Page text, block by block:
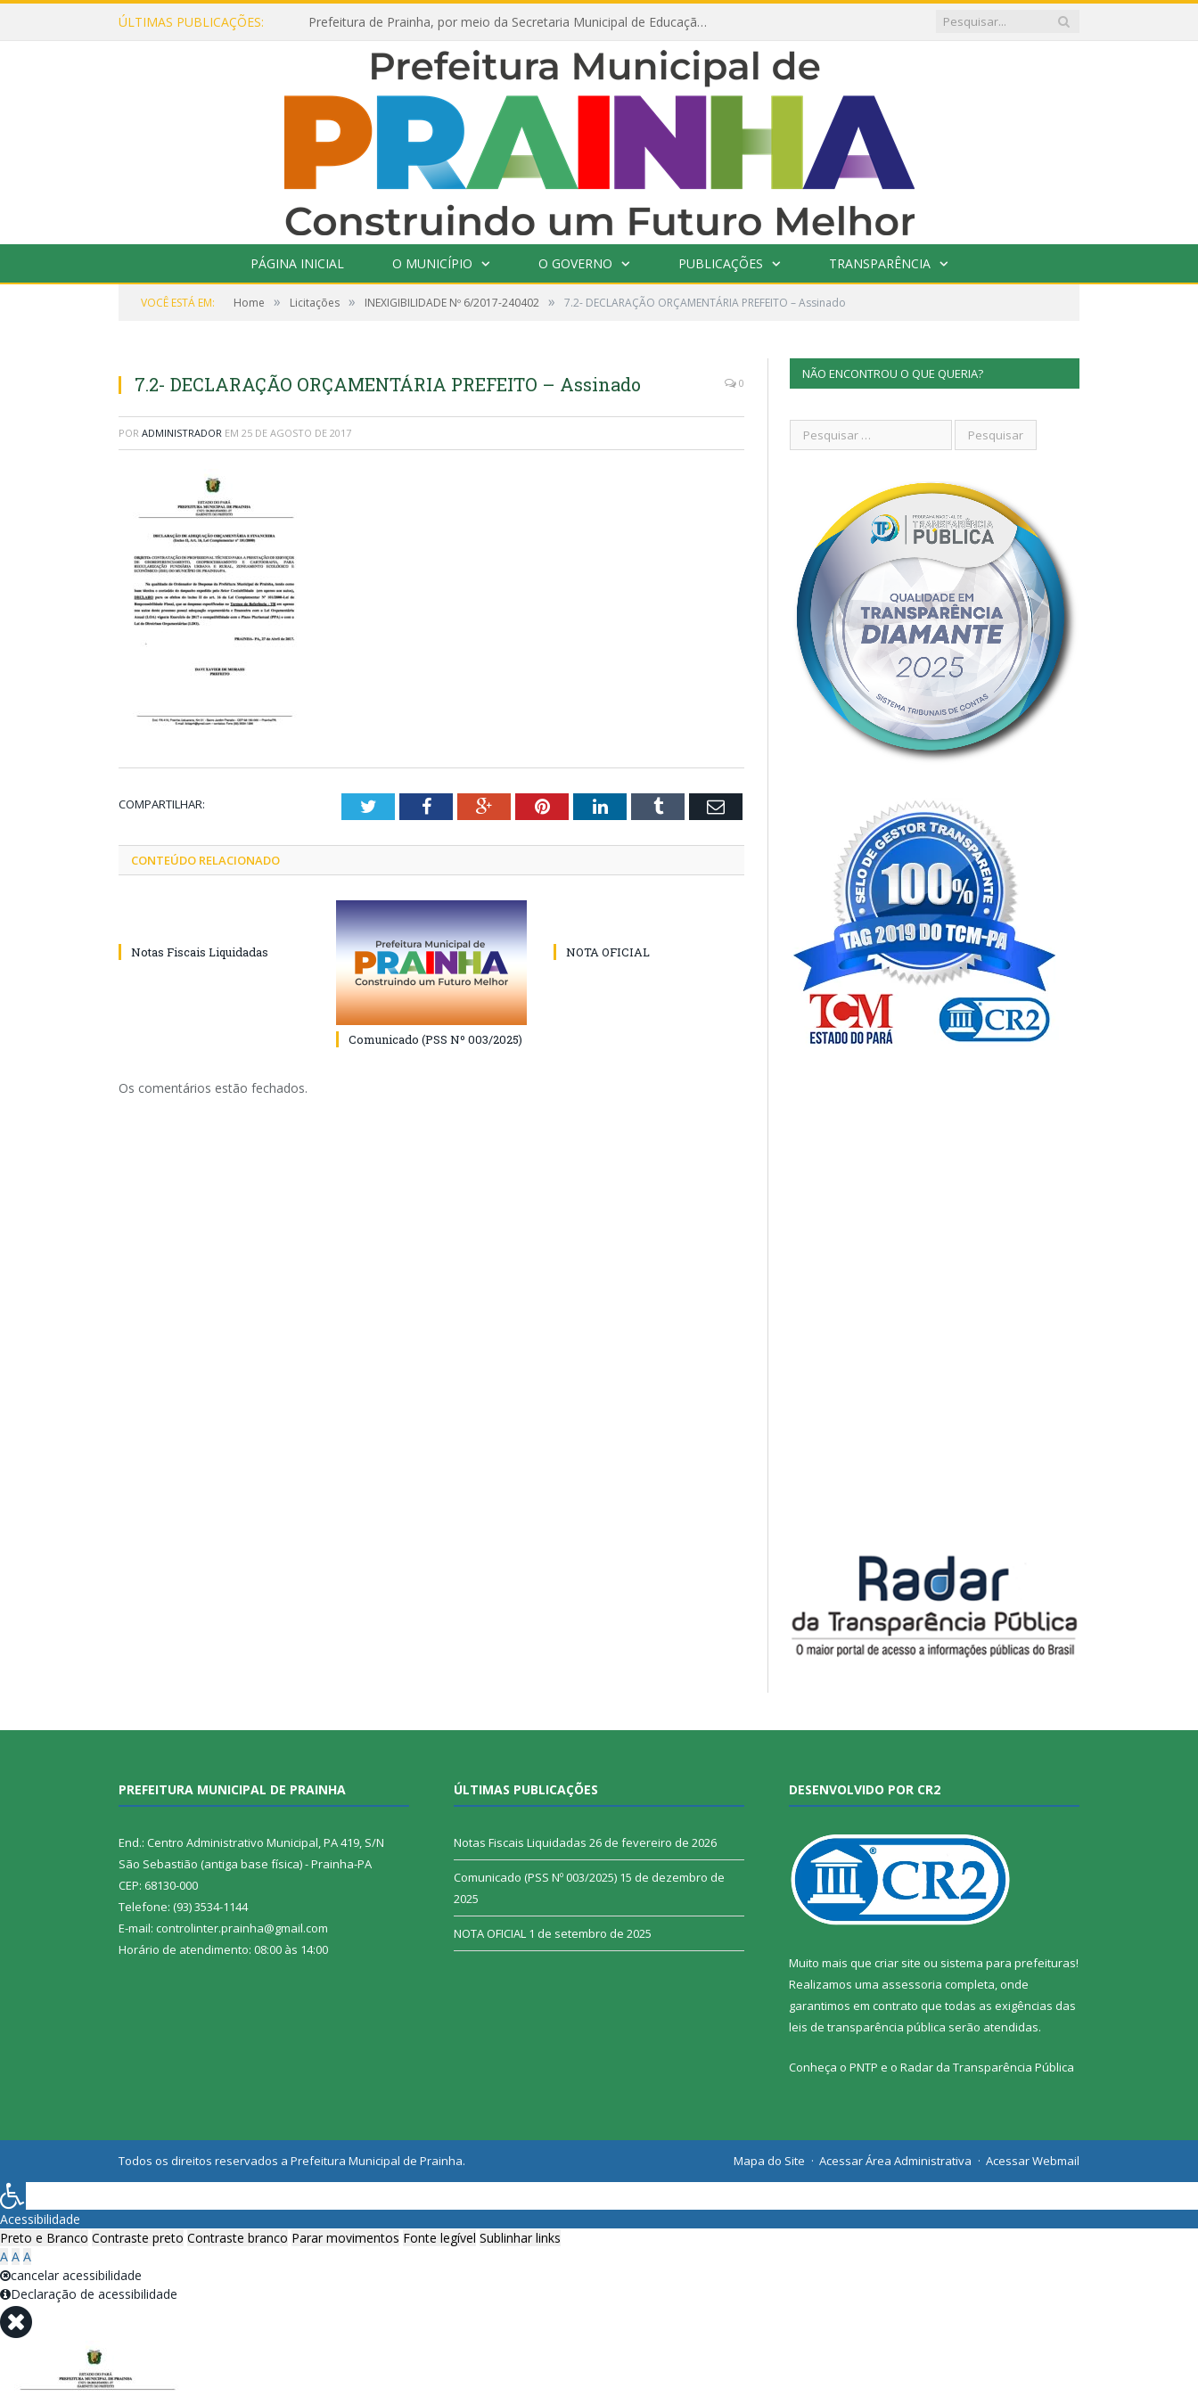
ÚLTIMAS PUBLICAÇÕES: Prefeitura de Prainha, por meio da Secretaria Municipal de Educação, abre 354 vagas na área da Educação para 2025 com processo seletivo simplificado
PÁGINA INICIAL O MUNICÍPIO O GOVERNO PUBLICAÇÕES TRANSPARÊNCIA
VOCÊ ESTÁ EM: Home » Licitações » INEXIGIBILIDADE Nº 6/2017-240402 » 7.2- DECLARAÇÃO ORÇAMENTÁRIA PREFEITO – Assinado
7.2- DECLARAÇÃO ORÇAMENTÁRIA PREFEITO – Assinado 0
POR ADMINISTRADOR EM 25 DE AGOSTO DE 2017
COMPARTILHAR: TwitterFacebookGoogle+PinterestLinkedInTumblr Email
CONTEÚDO RELACIONADO
Notas Fiscais Liquidadas
Comunicado (PSS Nº 003/2025)
NOTA OFICIAL
Os comentários estão fechados.
NÃO ENCONTROU O QUE QUERIA?
PREFEITURA MUNICIPAL DE PRAINHA
End.: Centro Administrativo Municipal, PA 419, S/N
São Sebastião (antiga base física) - Prainha-PA
CEP: 68130-000
Telefone: (93) 3534-1144
E-mail: controlinter.prainha@gmail.com
Horário de atendimento: 08:00 às 14:00
ÚLTIMAS PUBLICAÇÕES
Notas Fiscais Liquidadas 26 de fevereiro de 2026
Comunicado (PSS Nº 003/2025) 15 de dezembro de
2025
NOTA OFICIAL 1 de setembro de 2025
DESENVOLVIDO POR CR2
Muito mais que criar site ou sistema para prefeituras!
Realizamos uma assessoria completa, onde
garantimos em contrato que todas as exigências das
leis de transparência pública serão atendidas.
Conheça o PNTP e o Radar da Transparência Pública
Todos os direitos reservados a Prefeitura Municipal de Prainha. Mapa do Site Acessar Área Administrativa Acessar Webmail
Acessibilidade
Preto e Branco Contraste preto Contraste branco Parar movimentos Fonte legível Sublinhar links
A A A
cancelar acessibilidade
Declaração de acessibilidade